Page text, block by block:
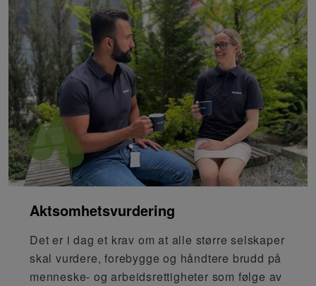
Aktsomhetsvurdering
Det er i dag et krav om at alle større selskaper
skal vurdere, forebygge og håndtere brudd på
menneske- og arbeidsrettigheter som følge av